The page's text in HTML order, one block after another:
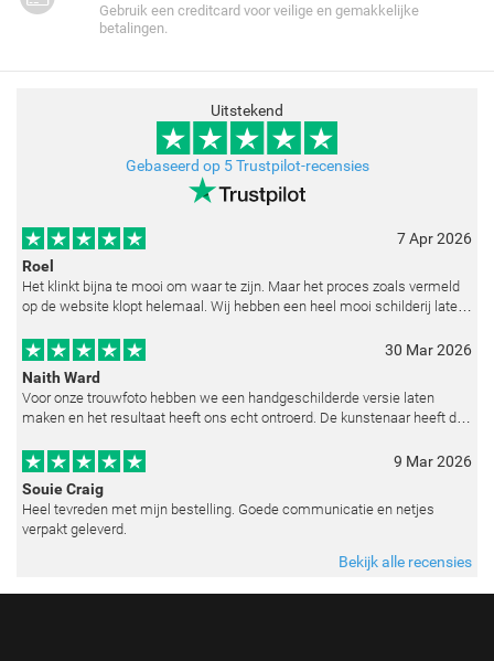
Gebruik een creditcard voor veilige en gemakkelijke
betalingen.
Uitstekend
Gebaseerd op 5 Trustpilot-recensies
7 Apr 2026
Roel
Het klinkt bijna te mooi om waar te zijn. Maar het proces zoals vermeld
op de website klopt helemaal. Wij hebben een heel mooi schilderij laten
30 Mar 2026
Naith Ward
Voor onze trouwfoto hebben we een handgeschilderde versie laten
maken en het resultaat heeft ons echt ontroerd. De kunstenaar heeft de
9 Mar 2026
Souie Craig
Heel tevreden met mijn bestelling. Goede communicatie en netjes
verpakt geleverd.
Bekijk alle recensies